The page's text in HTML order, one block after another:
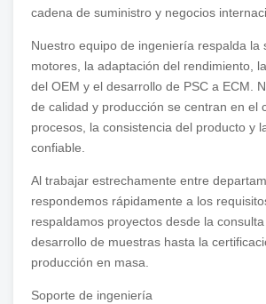
cadena de suministro y negocios
Nuestro equipo de ingeniería respalda la
motores, la adaptación del rendimiento,
del OEM y el desarrollo de PSC a ECM.
de calidad y producción se centran en el
procesos, la consistencia del producto y
confiable.
Al trabajar estrechamente entre
respondemos rápidamente a los
respaldamos proyectos desde la
desarrollo de muestras hasta la
producción en masa.
Soporte de ingeniería